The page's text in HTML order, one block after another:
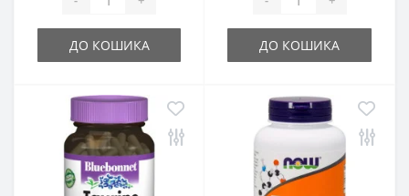
ДО КОШИКА ДО КОШИКА